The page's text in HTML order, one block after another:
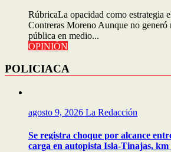
RúbricaLa opacidad como estrategia
Contreras Moreno Aunque no generó
pública en medio...
OPINIÓN
POLICIACA
agosto 9, 2026 La Redacción
Se registra choque por alcance
carga en autopista Isla-Tinajas,